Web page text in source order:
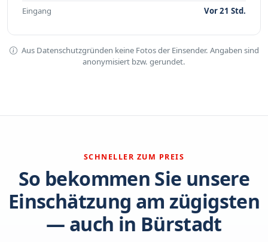
Eingang
Vor 21 Std.
Aus Datenschutzgründen keine Fotos der Einsender. Angaben sind
anonymisiert bzw. gerundet.
SCHNELLER ZUM PREIS
So bekommen Sie unsere
Einschätzung am zügigsten
— auch in Bürstadt